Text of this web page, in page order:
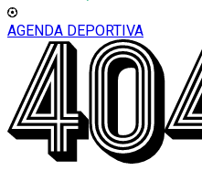
AGENDA DEPORTIVA